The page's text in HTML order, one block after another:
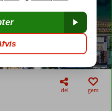
del gem